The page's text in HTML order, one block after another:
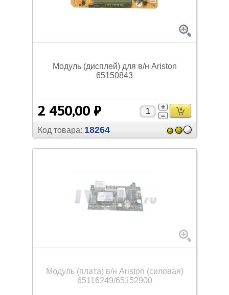
Модуль (дисплей) для в/н Ariston
65150843
2 450,00 ₽
Код товара: 18264
Модуль (плата) в/н Ariston (силовая)
65116249/65152900